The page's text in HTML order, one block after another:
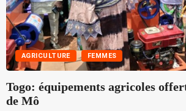
AGRICULTURE FEMMES
Togo: équipements agricoles
de Mô